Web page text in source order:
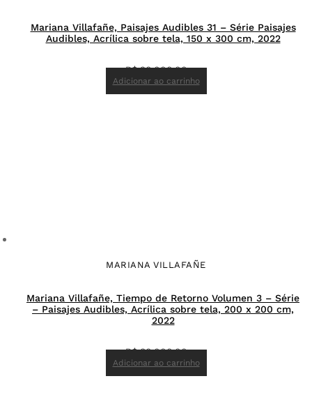
Mariana Villafañe, Paisajes Audibles 31 – Série Paisajes
Audibles, Acrílica sobre tela, 150 x 300 cm, 2022
R$90.000,00
Adicionar ao carrinho
MARIANA VILLAFAÑE
Mariana Villafañe, Tiempo de Retorno Volumen 3 – Série
– Paisajes Audibles, Acrílica sobre tela, 200 x 200 cm,
2022
R$80.000,00
Adicionar ao carrinho